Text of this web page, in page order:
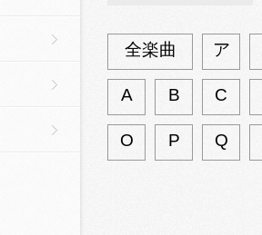
全楽曲 ア
A B C
O P Q